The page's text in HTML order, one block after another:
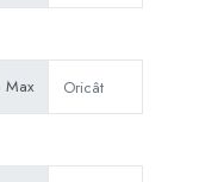
Max